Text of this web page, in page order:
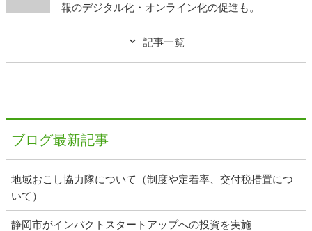
報のデジタル化・オンライン化の促進も。
記事一覧
ブログ最新記事
地域おこし協力隊について（制度や定着率、交付税措置につ
いて）
静岡市がインパクトスタートアップへの投資を実施